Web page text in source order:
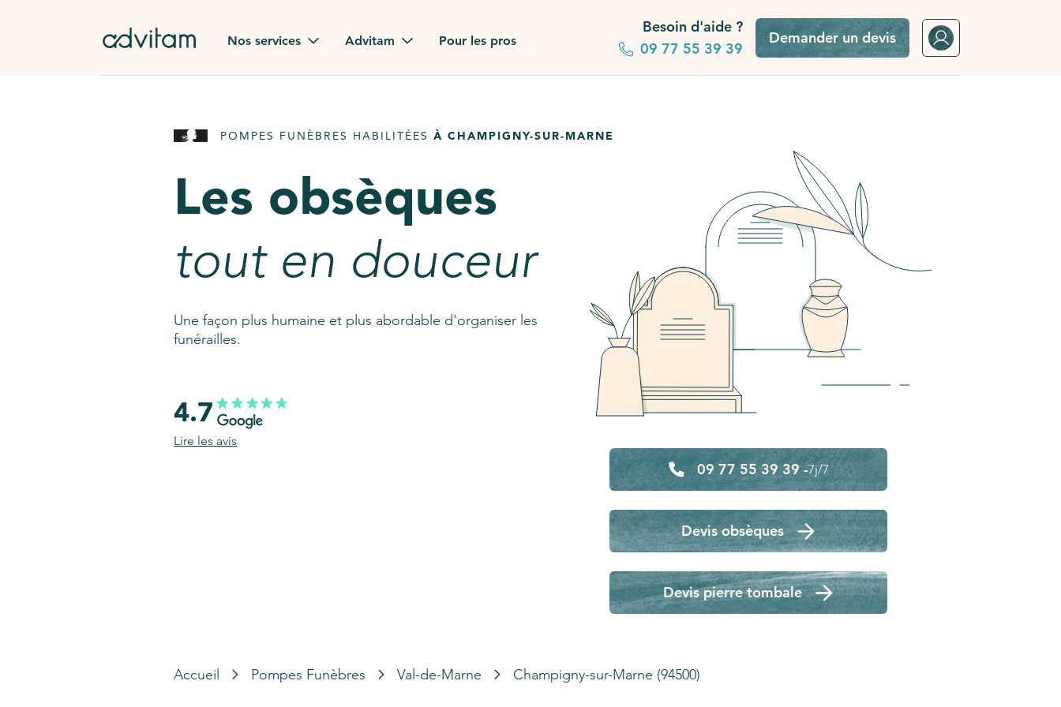
Nos services
Rapatriement à
Pierre tombale
AssistGPT
Nos services en plus
Advitam
Advitam dans la presse
Consultez notre FAQ
Pour les pros
Besoin d'aide ?
09 77 55 39 39
Demander un devis
POMPES FUNÈBRES HABILITÉES À CHAMPIGNY-SUR-MARNE
Les obsèques
tout en douceur
Une façon plus humaine et plus abordable d'organiser les
funérailles.
09 77 55 39 39 -7j/7
Devis obsèques
Devis pierre tombale
4.7
Lire les avis
Accueil Pompes Funèbres Val-de-Marne Champigny-sur-Marne (94500)